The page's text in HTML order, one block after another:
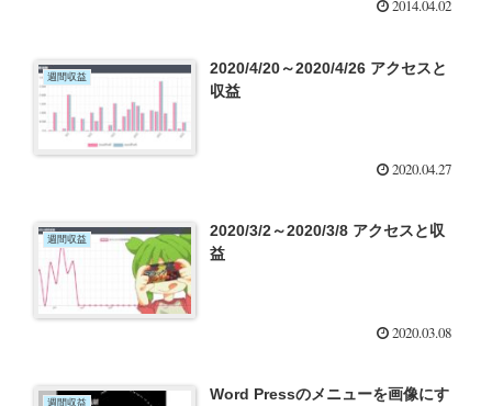
2014.04.02
週間収益
2020/4/20～2020/4/26 アクセスと
収益
2020.04.27
週間収益
2020/3/2～2020/3/8 アクセスと収
益
2020.03.08
週間収益
Word Pressのメニューを画像にす